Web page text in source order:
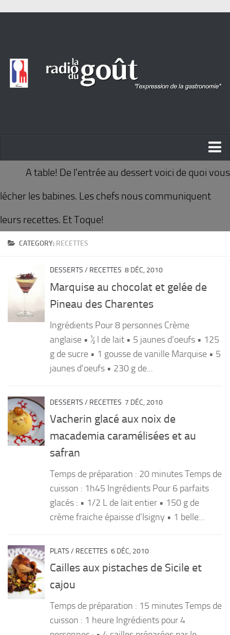
ACTUALITÉ
PRODUITS
Entrées
Desserts
A table! De l'entrée au dessert voici de quoi vous
lécher les babines. Les chefs nous communiquent
leurs recettes. Et Toque!
CATEGORY: RECETTES
DESSERTS / RECETTES 8 DÉC, 2010
Marquise au chocolat et gelée de
Pineau des Charentes
Ingrédients Pour 8 personnes Crème
anglaise • ½ l de lait • 5 jaunes d’oeufs • 125
g de sucre • 1 gousse de vanille Marquise • 5
jaunes d’oeufs • 230 g de...
DESSERTS / RECETTES 7 DÉC, 2010
Vacherin glacé aux noix de
macademia caramélisées et au
safran
Temps de préparation : 20 minutes Temps de
cuisson : 1h45 Ingrédients Pour 6 parfaits
glacés : • 1/2 L de lait entier • 150 g de
crème fraiche épaisse d’Isigny • 1 belle...
PLATS / RECETTES 6 DÉC, 2010
Cailles aux pistaches de Sicile et
cajou
Temps de préparation : 15 minutes Temps de
cuisson : 1 heure Ingrédients pour 4